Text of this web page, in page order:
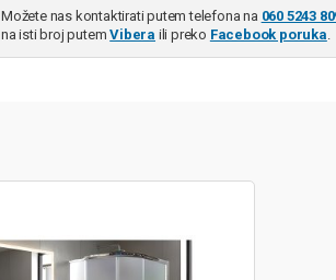
Možete nas kontaktirati putem telefona na 060 5243
na isti broj putemVibera ili preko Facebook poruka.